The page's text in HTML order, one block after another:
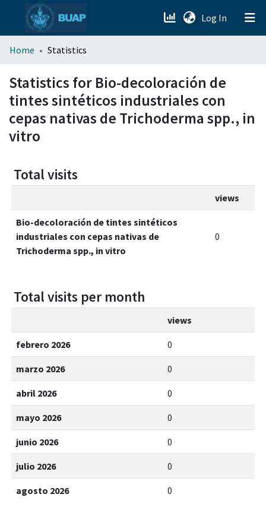
Log In (current)
menu.section.about_menu
All of DSpace
Home Statistics
Statistics for Bio-decoloración de
tintes sintéticos industriales con
cepas nativas de Trichoderma spp., in
vitro
Total visits
views
Bio-decoloración de tintes sintéticos
industriales con cepas nativas de
Trichoderma spp., in vitro
0
Total visits per month
views
febrero 2026 0
marzo 2026 0
abril 2026 0
mayo 2026 0
junio 2026 0
julio 2026 0
agosto 2026 0